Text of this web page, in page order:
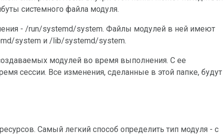
системного файла модуля.
system и /lib/systemd/system.
сессии. Все изменения, сделанные в этой папке, будут